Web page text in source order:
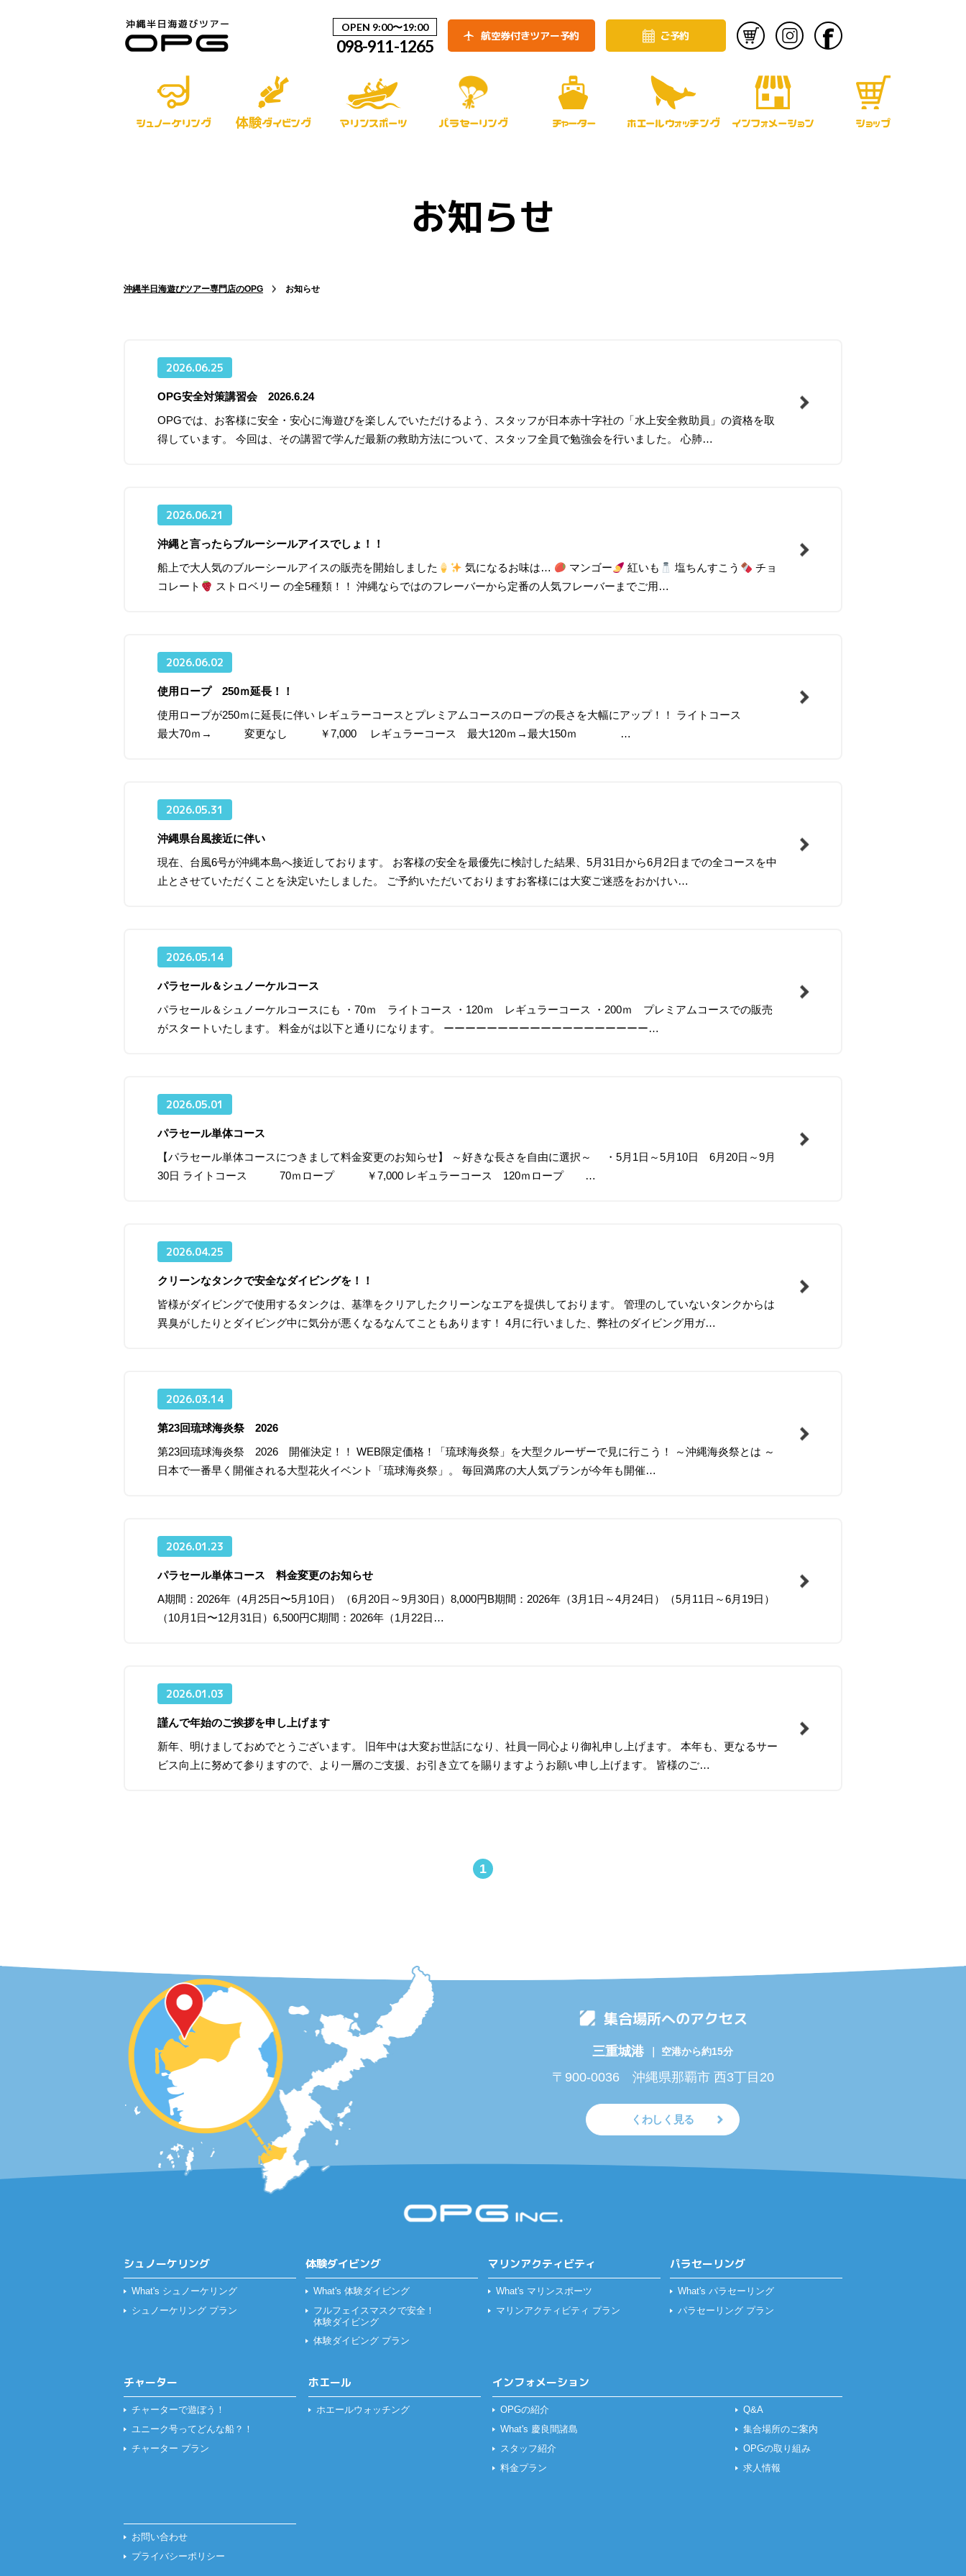
OPEN 9:00〜19:00
098-911-1265
航空券付きツアー予約 ご予約
シュノーケリング 体験ダイビング マリンスポーツ パラセーリング チャーター ホエールウォッチング インフォメーション ショップ
お知らせ
沖縄半日海遊びツアー専門店のOPG お知らせ
2026.06.25
OPG安全対策講習会 2026.6.24
OPGでは、お客様に安全・安心に海遊びを楽しんでいただけるよう、スタッフが日本赤十字社の「水上安全救助員」の資格を取
得しています。 今回は、その講習で学んだ最新の救助方法について、スタッフ全員で勉強会を行いました。 心肺…
2026.06.21
沖縄と言ったらブルーシールアイスでしょ！！
船上で大人気のブルーシールアイスの販売を開始しました
気になるお味は… マンゴー 紅いも 塩ちんすこう
チョ
コレート
ストロベリー の全5種類！！ 沖縄ならではのフレーバーから定番の人気フレーバーまでご用…
2026.06.02
使用ロープ 250ｍ延長！！
使用ロープが250ｍに延長に伴い レギュラーコースとプレミアムコースのロープの長さを大幅にアップ！！ ライトコース
最大70ｍ→ 変更なし ￥7,000 レギュラーコース 最大120ｍ→最大150ｍ …
2026.05.31
沖縄県台風接近に伴い
現在、台風6号が沖縄本島へ接近しております。 お客様の安全を最優先に検討した結果、5月31日から6月2日までの全コースを中
止とさせていただくことを決定いたしました。 ご予約いただいておりますお客様には大変ご迷惑をおかけい…
2026.05.14
パラセール＆シュノーケルコース
パラセール＆シュノーケルコースにも ・70ｍ ライトコース ・120ｍ レギュラーコース ・200ｍ プレミアムコースでの販売
がスタートいたします。 料金がは以下と通りになります。 ーーーーーーーーーーーーーーーーーーー…
2026.05.01
パラセール単体コース
【パラセール単体コースにつきまして料金変更のお知らせ】 ～好きな長さを自由に選択～ ・5月1日～5月10日 6月20日～9月
30日 ライトコース 70ｍロープ ￥7,000 レギュラーコース 120ｍロープ …
2026.04.25
クリーンなタンクで安全なダイビングを！！
皆様がダイビングで使用するタンクは、基準をクリアしたクリーンなエアを提供しております。 管理のしていないタンクからは
異臭がしたりとダイビング中に気分が悪くなるなんてこともあります！ 4月に行いました、弊社のダイビング用ガ…
2026.03.14
第23回琉球海炎祭 2026
第23回琉球海炎祭 2026 開催決定！！ WEB限定価格！「琉球海炎祭」を大型クルーザーで見に行こう！ ～沖縄海炎祭とは ～
日本で一番早く開催される大型花火イベント「琉球海炎祭」。 毎回満席の大人気プランが今年も開催…
2026.01.23
パラセール単体コース 料金変更のお知らせ
A期間：2026年（4月25日〜5月10日）（6月20日～9月30日）8,000円B期間：2026年（3月1日～4月24日）（5月11日～6月19日）
（10月1日〜12月31日）6,500円C期間：2026年（1月22日…
2026.01.03
謹んで年始のご挨拶を申し上げます
新年、明けましておめでとうございます。 旧年中は大変お世話になり、社員一同心より御礼申し上げます。 本年も、更なるサー
ビス向上に努めて参りますので、より一層のご支援、お引き立てを賜りますようお願い申し上げます。 皆様のご…
1
集合場所へのアクセス
三重城港 ｜ 空港から約15分
〒900-0036 沖縄県那覇市 西3丁目20
くわしく見る
シュノーケリング
What's シュノーケリング
シュノーケリング プラン
体験ダイビング
What's 体験ダイビング
フルフェイスマスクで安全！
体験ダイビング
体験ダイビング プラン
マリンアクティビティ
What's マリンスポーツ
マリンアクティビティ プラン
パラセーリング
What's パラセーリング
パラセーリング プラン
チャーター
チャーターで遊ぼう！
ユニーク号ってどんな船？！
チャーター プラン
ホエール
ホエールウォッチング
インフォメーション
OPGの紹介
What's 慶良間諸島
スタッフ紹介
料金プラン
Q&A
集合場所のご案内
OPGの取り組み
求人情報
お問い合わせ
プライバシーポリシー